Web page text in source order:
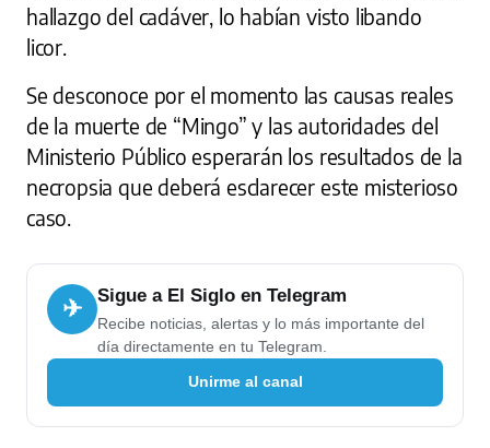
hallazgo del cadáver, lo habían visto libando
licor.
Se desconoce por el momento las causas reales
de la muerte de “Mingo” y las autoridades del
Ministerio Público esperarán los resultados de la
necropsia que deberá esclarecer este misterioso
caso.
✈ Sigue a El Siglo en Telegram
Recibe noticias, alertas y lo más importante del
día directamente en tu Telegram.
Unirme al canal